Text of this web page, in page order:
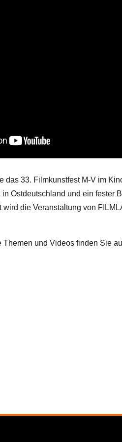
das 33. Filmkunstfest M-V im
Ostdeutschland und ein fester
wird die Veranstaltung von
Themen und Videos finden Sie